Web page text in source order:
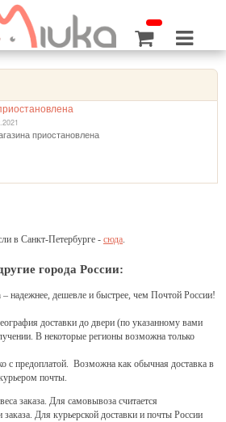
приостановлена
в Санкт-Петербурге - сюда.
города России:
– надежнее, дешевле и быстрее, чем Почтой России!
доставки до двери (по указанному вами
В некоторые регионы возможна только
с предоплатой. Возможна как обычная доставка в
почты.
заказа. Для самовывоза считается
Для курьерской доставки и почты России